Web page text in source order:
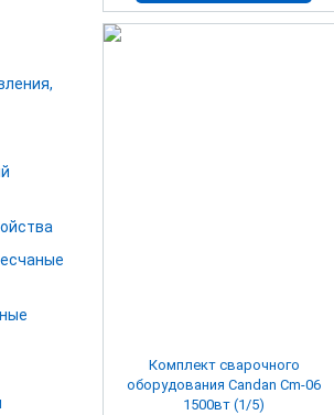
Комплект сварочного
оборудования Candan Cm-06
1500вт (1/5)